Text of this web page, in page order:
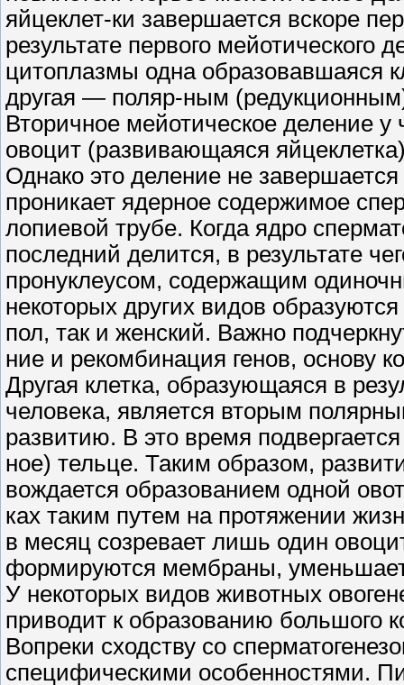
яйцеклет-ки завершается вскоре
результате первого мейотического
цитоплазмы одна образовавшаяся
другая — поляр-ным
Вторичное мейотическое деление у
овоцит (развивающаяся
Однако это деление не
проникает ядерное содержимое
лопиевой трубе. Когда ядро
последний делится, в результате
пронуклеусом, содержащим
некоторых других видов
пол, так и женский. Важно
ние и рекомбинация генов, основу
Другая клетка, образующаяся в
человека, является вторым
развитию. В это время
ное) тельце. Таким образом,
вождается образованием одной
ках таким путем на протяжении
в месяц созревает лишь один
формируются мембраны,
У некоторых видов животных
приводит к образованию большого
Вопреки сходству со
специфическими особенностями.